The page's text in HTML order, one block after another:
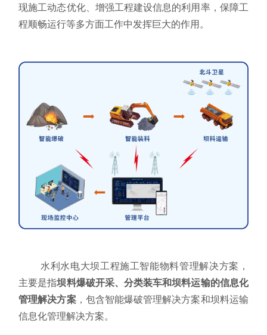
现施工动态优化、增强工程建设信息的利用率，保障工
程顺畅运行等多方面工作中发挥巨大的作用。
水利水电大坝工程施工智能物料管理解决方案，
主要是指坝料爆破开采、分类装车和坝料运输的信息化
管理解决方案，包含智能爆破管理解决方案和坝料运输
信息化管理解决方案。